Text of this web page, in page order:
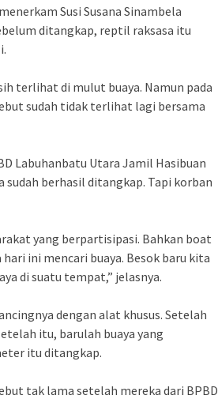
Susi Susana Sinambela
ditangkap, reptil raksasa itu
terlihat di mulut buaya. Namun pada
sudah tidak terlihat lagi bersama
Labuhanbatu Utara Jamil Hasibuan
sudah berhasil ditangkap. Tapi korban
yang berpartisipasi. Bahkan boat
ini mencari buaya. Besok baru kita
di suatu tempat,” jelasnya.
dengan alat khusus. Setelah
itu, barulah buaya yang
itu ditangkap.
tak lama setelah mereka dari BPBD